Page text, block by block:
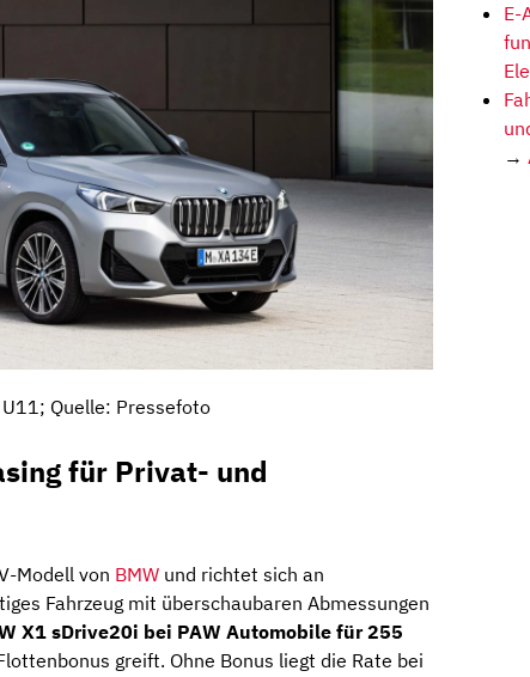
U11; Quelle: Pressefoto
für Privat- und
Modell von BMW und richtet sich an
Fahrzeug mit überschaubaren Abmessungen
X1 sDrive20i bei PAW Automobile für 255
greift. Ohne Bonus liegt die Rate bei
E-
→